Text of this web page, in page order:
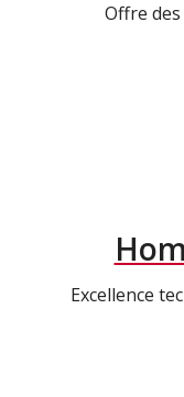
Offre
Excellence